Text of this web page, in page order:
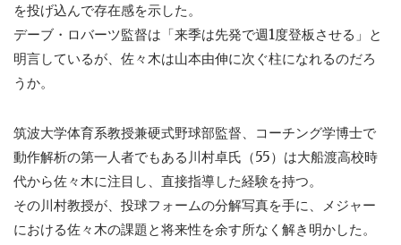
を投げ込んで存在感を示した。
デーブ・ロバーツ監督は「来季は先発で週1度登板させる」と
明言しているが、佐々木は山本由伸に次ぐ柱になれるのだろ
うか。
筑波大学体育系教授兼硬式野球部監督、コーチング学博士で
動作解析の第一人者でもある川村卓氏（55）は大船渡高校時
代から佐々木に注目し、直接指導した経験を持つ。
その川村教授が、投球フォームの分解写真を手に、メジャー
における佐々木の課題と将来性を余す所なく解き明かした。